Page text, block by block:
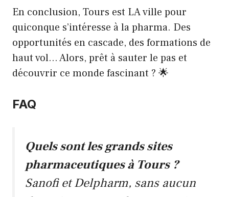
En conclusion, Tours est LA ville pour
quiconque s’intéresse à la pharma. Des
opportunités en cascade, des formations de
haut vol… Alors, prêt à sauter le pas et
découvrir ce monde fascinant ? 🌟
FAQ
Quels sont les grands sites
pharmaceutiques à Tours ?
Sanofi et Delpharm, sans aucun